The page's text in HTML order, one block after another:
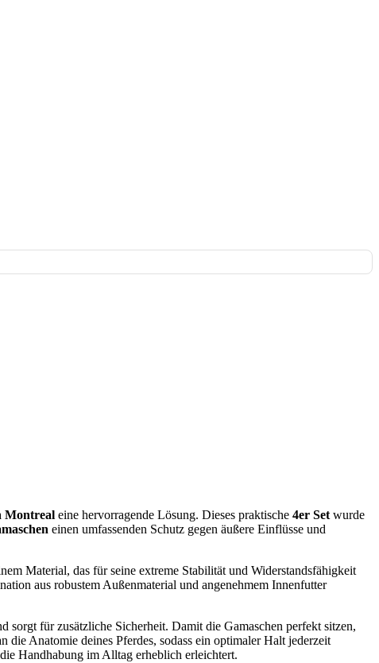
Montreal eine hervorragende Lösung. Dieses praktische 4er Setwurde
einen umfassenden Schutz gegen äußere Einflüsse und
Material, das für seine extreme Stabilität und Widerstandsfähigkeit
aus robustem Außenmaterial und angenehmem Innenfutter
sorgt für zusätzliche Sicherheit. Damit die Gamaschen perfekt sitzen,
die Anatomie deines Pferdes, sodass ein optimaler Halt jederzeit
Handhabung im Alltag erheblich erleichtert.